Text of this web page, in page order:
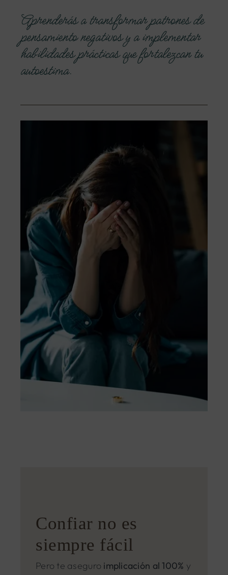
Aprenderás a transformar patrones de
pensamiento negativos y a implementar
habilidades prácticas que fortalezcan tu
autoestima.
Confiar no es
siempre fácil
Pero te aseguro implicación al 100% y